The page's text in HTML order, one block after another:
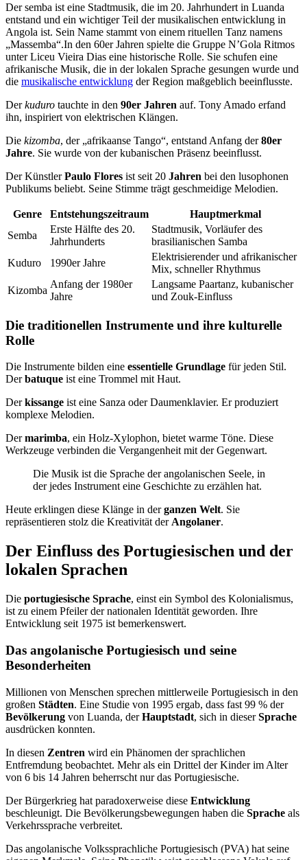
Der semba ist eine Stadtmusik, die im 20. Jahrhundert in Luanda
entstand und ein wichtiger Teil der musikalischen entwicklung in
Angola ist. Sein Name stammt von einem rituellen Tanz namens
„Massemba“.In den 60er Jahren spielte die Gruppe N’Gola Ritmos
unter Liceu Vieira Dias eine historische Rolle. Sie schufen eine
afrikanische Musik, die in der lokalen Sprache gesungen wurde und
die musikalische entwicklung der Region maßgeblich beeinflusste.
Derkuduro tauchte in den 90er Jahren auf. Tony Amado erfand
ihn, inspiriert von elektrischen Klängen.
Die kizomba, der „afrikaanse Tango“, entstand Anfang der80er
Jahre. Sie wurde von der kubanischen Präsenz beeinflusst.
Der KünstlerPaulo Flores ist seit 20 Jahren bei den lusophonen
Publikums beliebt. Seine Stimme trägt geschmeidige Melodien.
Genre Entstehungszeitraum
Hauptmerkmal
Semba
Erste Hälfte des 20.
Jahrhunderts
Stadtmusik, Vorläufer des
brasilianischen Samba
Kuduro
1990er Jahre
Elektrisierender und afrikanischer
Mix, schneller Rhythmus
Kizomba
Anfang der 1980er
Jahre
Langsame Paartanz, kubanischer
und Zouk-Einfluss
Die traditionellen Instrumente und ihre kulturelle
Rolle
Die Instrumente bilden eine essentielle Grundlage für jeden Stil.
Derbatuque ist eine Trommel mit Haut.
Derkissange ist eine Sanza oder Daumenklavier. Er produziert
komplexe Melodien.
Dermarimba, ein Holz-Xylophon, bietet warme Töne. Diese
Werkzeuge verbinden die Vergangenheit mit der Gegenwart.
Die Musik ist die Sprache der angolanischen Seele, in
der jedes Instrument eine Geschichte zu erzählen hat.
Heute erklingen diese Klänge in derganzen Welt. Sie
repräsentieren stolz die Kreativität der Angolaner.
Der Einfluss des Portugiesischen und der
lokalen Sprachen
Die portugiesische Sprache, einst ein Symbol des Kolonialismus,
ist zu einem Pfeiler der nationalen Identität geworden. Ihre
Entwicklung seit 1975 ist bemerkenswert.
Das angolanische Portugiesisch und seine
Besonderheiten
Millionen von Menschen sprechen mittlerweile Portugiesisch in den
großen Städten. Eine Studie von 1995 ergab, dass fast 99 % der
Bevölkerung von Luanda, derHauptstadt, sich in dieserSprache
ausdrücken konnten.
In diesen Zentren wird ein Phänomen der sprachlichen
Entfremdung beobachtet. Mehr als ein Drittel der Kinder im Alter
von 6 bis 14 Jahren beherrscht nur das Portugiesische.
Der Bürgerkrieg hat paradoxerweise diese Entwicklung
beschleunigt. Die Bevölkerungsbewegungen haben die Sprache als
Verkehrssprache verbreitet.
Das angolanische Volkssprachliche Portugiesisch (PVA) hat seine